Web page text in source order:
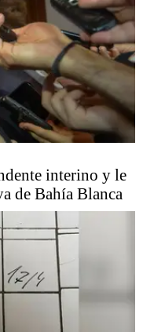
interino y le
de Bahía Blanca